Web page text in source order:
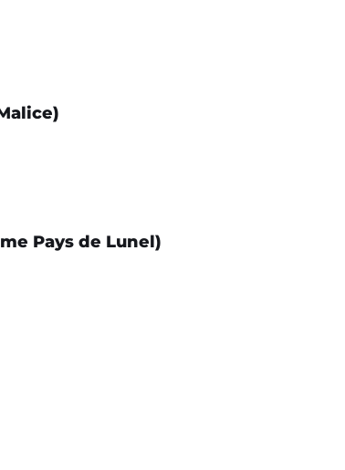
Pays de Lunel)